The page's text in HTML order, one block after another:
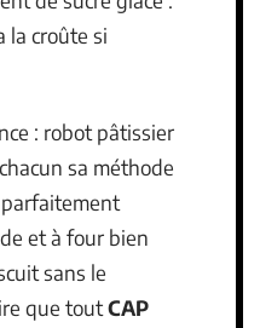
la croûte si
: robot pâtissier
sa méthode
et à four bien
sans le
que toutCAP